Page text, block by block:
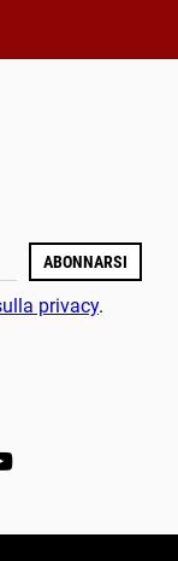
ABONNARSI
privacy.